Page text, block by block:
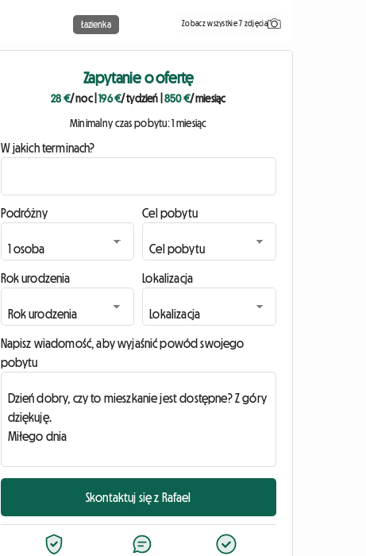
Łazienka Zobacz wszystkie 7 zdjęcia
Zapytanie o ofertę
28 €/ noc|196 €/ tydzień 850 €/ miesiąc
Minimalny czas pobytu: 1 miesiąc
W jakich terminach?
Podróżny Cel pobytu
Rok urodzenia Lokalizacja
Napisz wiadomość, aby wyjaśnić powód swojego
pobytu
Skontaktuj się z Rafael